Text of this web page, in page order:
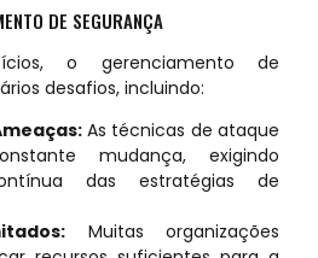
DE SEGURANÇA
o gerenciamento de
desafios, incluindo:
As técnicas de ataque
mudança, exigindo
das estratégias de
Muitas organizações